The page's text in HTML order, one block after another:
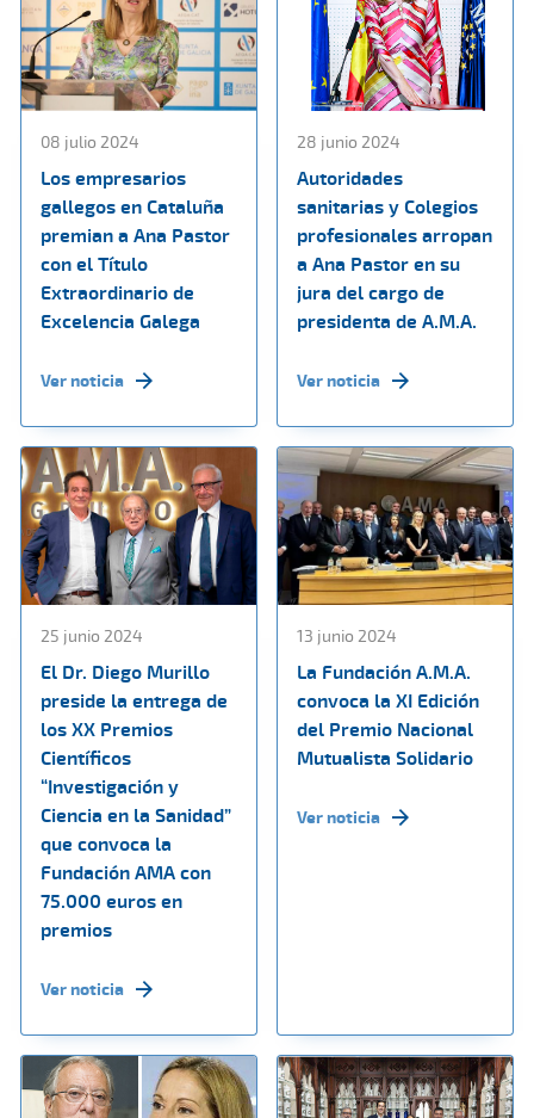
08 julio 2024
Los empresarios
gallegos en Cataluña
premian a Ana Pastor
con el Título
Extraordinario de
Excelencia Galega
Ver noticia
28 junio 2024
Autoridades
sanitarias y Colegios
profesionales arropan
a Ana Pastor en su
jura del cargo de
presidenta de A.M.A.
Ver noticia
25 junio 2024
El Dr. Diego Murillo
preside la entrega de
los XX Premios
Científicos
“Investigación y
Ciencia en la Sanidad”
que convoca la
Fundación AMA con
75.000 euros en
premios
Ver noticia
13 junio 2024
La Fundación A.M.A.
convoca la XI Edición
del Premio Nacional
Mutualista Solidario
Ver noticia